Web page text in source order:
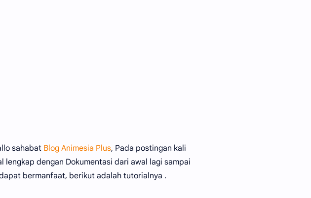
sahabat Blog Animesia Plus, Pada postingan kali
dengan Dokumentasi dari awal lagi sampai
bermanfaat, berikut adalah tutorialnya .